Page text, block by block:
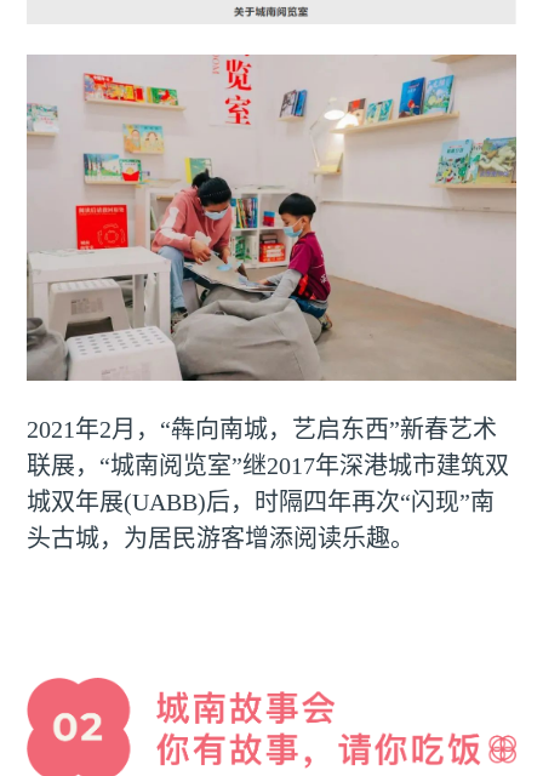
2021年2月，“犇向南城，艺启东西”新春艺术
联展，“城南阅览室”继2017年深港城市建筑双
城双年展(UABB)后，时隔四年再次“闪现”南
头古城，为居民游客增添阅读乐趣。